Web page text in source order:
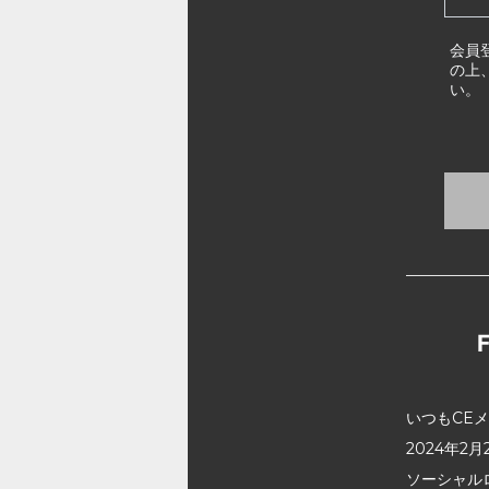
会員
の上
い。
いつもCE
2024年2月
ソーシャ